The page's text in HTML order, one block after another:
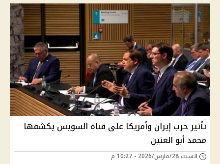
تأثير حرب إيران وأمريكا على قناة السويس يكشفها
محمد أبو العنين
السبت 28/مارس/2026 - 10:27 م